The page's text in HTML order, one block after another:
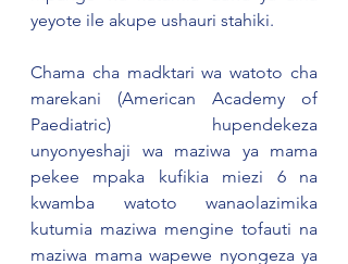
yeyote ile akupe ushauri stahiki.
Chama cha madktari wa watoto cha
marekani (American Academy of
Paediatric) hupendekeza
unyonyeshaji wa maziwa ya mama
pekee mpaka kufikia miezi 6 na
kwamba watoto wanaolazimika
kutumia maziwa mengine tofauti na
maziwa mama wapewe nyongeza ya